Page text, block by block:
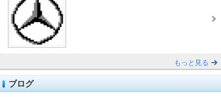
もっと見る
ブログ